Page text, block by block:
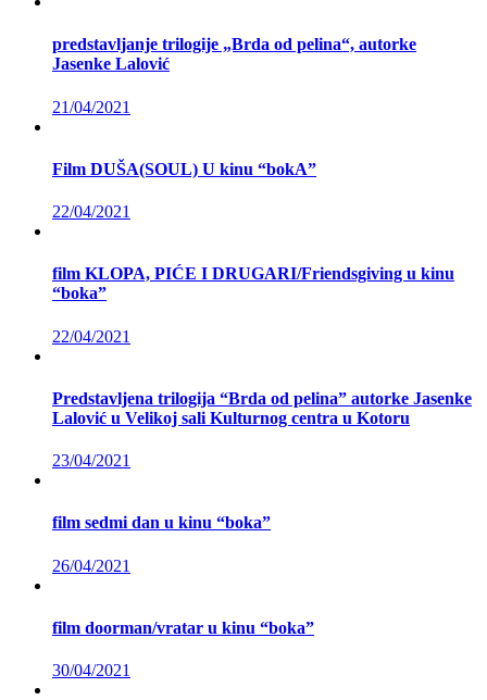
predstavljanje trilogije „Brda od pelina“, autorke
Jasenke Lalović
21/04/2021
Film DUŠA(SOUL) U kinu “bokA”
22/04/2021
film KLOPA, PIĆE I DRUGARI/Friendsgiving u kinu
“boka”
22/04/2021
Predstavljena trilogija “Brda od pelina” autorke Jasenke
Lalović u Velikoj sali Kulturnog centra u Kotoru
23/04/2021
film sedmi dan u kinu “boka”
26/04/2021
film doorman/vratar u kinu “boka”
30/04/2021